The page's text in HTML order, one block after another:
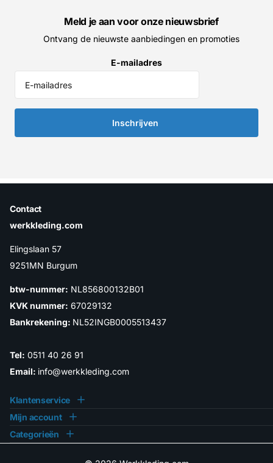
Meld je aan voor onze nieuwsbrief
Ontvang de nieuwste aanbiedingen en promoties
E-mailadres
Inschrijven
Klantenservice
Mijn account
Categorieën
Contact
werkkleding.com
Elingslaan 57
9251MN Burgum
btw-nummer: NL856800132B01
KVK nummer: 67029132
Bankrekening: NL52INGB0005513437
Tel: 0511 40 26 91
Email: info@werkkleding.com